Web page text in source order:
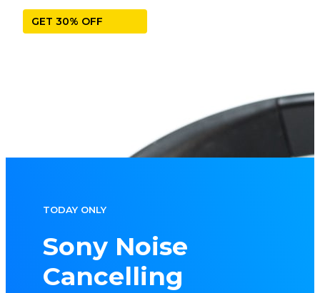
GET 30% OFF
TODAY ONLY
Sony Noise
Cancelling